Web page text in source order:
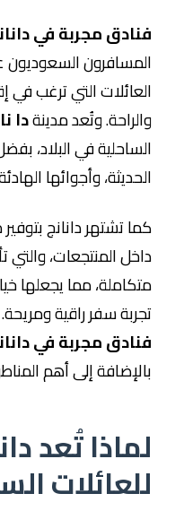
فنادق مجربة في دانانج
المسافرون السعوديون
العائلات التي ترغب في
والراحة. وتُعد مدينةدا
الساحلية في البلاد،
الحديثة، وأجوائها الهادئة
كما تشتهر دانانج
داخل المنتجعات، والتي
متكاملة، مما يجعلها
تجربة سفر راقية
فنادق مجربة في دانانج
بالإضافة إلى أهم المناطق
لماذا تُعد
للعائلات